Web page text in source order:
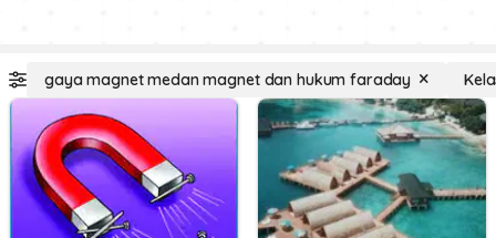
gaya magnet medan magnet dan hukum faraday